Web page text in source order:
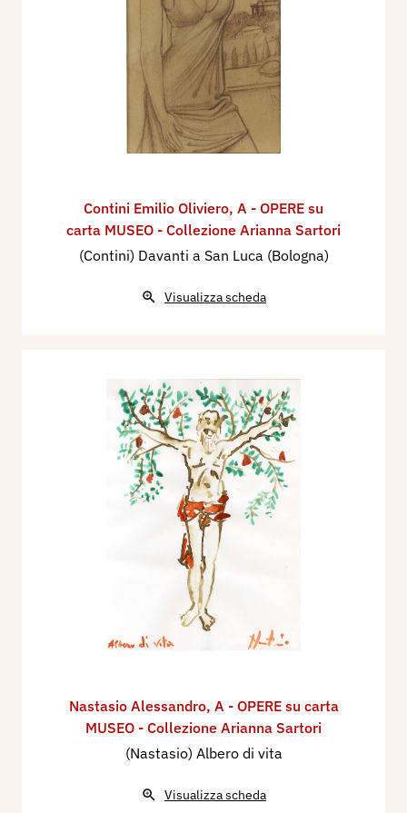
Contini Emilio Oliviero, A - OPERE su
carta MUSEO - Collezione Arianna Sartori
(Contini) Davanti a San Luca (Bologna)
Visualizza scheda
Nastasio Alessandro, A - OPERE su carta
MUSEO - Collezione Arianna Sartori
(Nastasio) Albero di vita
Visualizza scheda